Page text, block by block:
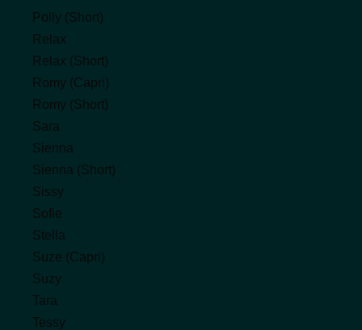
Polly (Short)
Relax
Relax (Short)
Romy (Capri)
Romy (Short)
Sara
Sienna
Sienna (Short)
Sissy
Sofie
Stella
Suze (Capri)
Suzy
Tara
Tessy